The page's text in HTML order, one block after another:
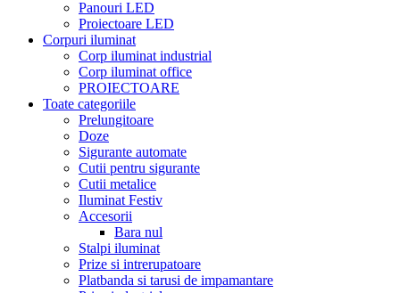
Panouri LED
Proiectoare LED
Corpuri iluminat
Corp iluminat industrial
Corp iluminat office
PROIECTOARE
Toate categoriile
Prelungitoare
Doze
Sigurante automate
Cutii pentru sigurante
Cutii metalice
Iluminat Festiv
Accesorii
Bara nul
Stalpi iluminat
Prize si intrerupatoare
Platbanda si tarusi de impamantare